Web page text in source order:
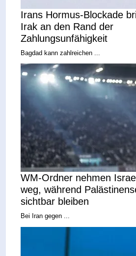
Irans Hormus-Blockade
Irak an den Rand der
Zahlungsunfähigkeit
Bagdad kann zahlreichen ...
WM-Ordner nehmen
weg, während
sichtbar bleiben
Bei Iran gegen ...